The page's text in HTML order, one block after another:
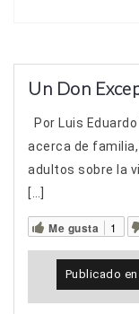
Un Don
Por Luis
acerca de
adultos sobre la
[…]
Me gusta 1
Publicado